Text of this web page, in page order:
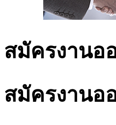
สมัครงานอ
สมัครงานอ